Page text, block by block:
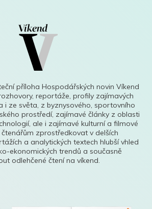
příloha Hospodářských novin Víkend
reportáže, profily zajímavých
i ze světa, z byznysového, sportovního
prostředí, zajímavé články z oblasti
ale i zajímavé kulturní a filmové
čtenářům zprostředkovat v delších
a analytických textech hlubší vhled
ekonomických trendů a současně
odlehčené čtení na víkend.